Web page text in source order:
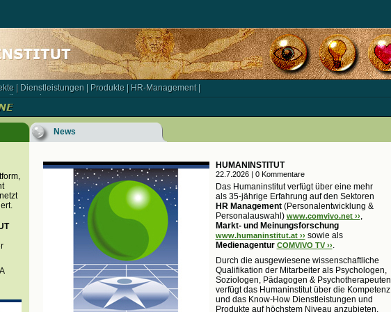
| Dienstleistungen | Produkte | HR-Management |
| Dienstleistungen| Produkte| HR-Management|
News
HUMANINSTITUT
22.7.2026 | 0 Kommentare
Das Humaninstitut verfügt über eine mehr
als 35-jährige Erfahrung auf den Sektoren
HR Management(Personalentwicklung &
Personalauswahl) www.comvivo.net ››,
Markt- und Meinungsforschung
www.humaninstitut.at ›› sowie als
Medienagentur COMVIVO TV ››.
Durch die ausgewiesene wissenschaftliche
Qualifikation der Mitarbeiter als Psychologen,
Soziologen, Pädagogen & Psychotherapeuten
verfügt das Humaninstitut über die Kompetenz
und das Know-How Dienstleistungen und
Produkte auf höchstem Niveau anzubieten.